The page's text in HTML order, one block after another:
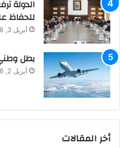
للحفاظ
أبريل 3, 2026
بطل
أبريل 2, 2026
أخر المقالات